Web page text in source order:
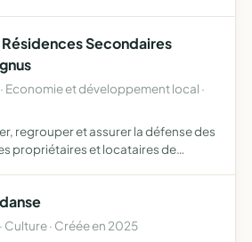
Secondaires
Economie et développement local ·
regrouper et assurer la défense des
propriétaires et locataires de
Culture · Créée en 2025